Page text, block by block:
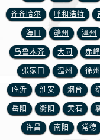
齐齐哈尔 呼和浩特
海口 赣州 漳州
乌鲁木齐 大同 赤峰
张家口 温州 徐州
临沂 淮安 烟台
岳阳 衡阳 黄石
许昌 南阳 常德